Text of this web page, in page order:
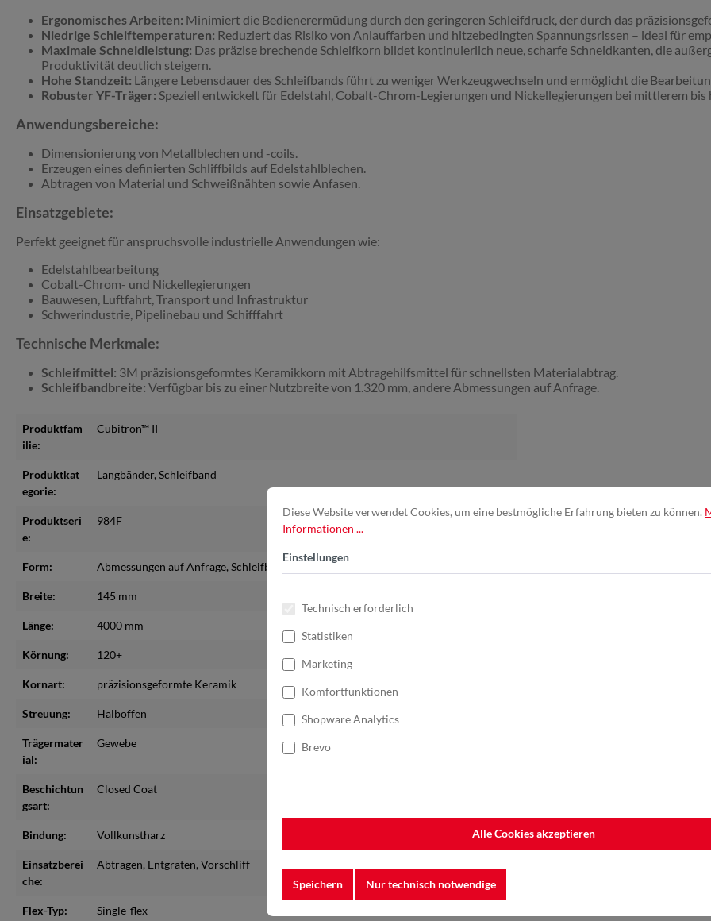
Ergonomisches Arbeiten: Minimiert die Bedienerermüdung durch den geringeren Schleifdruck, der durch das
Niedrige Schleiftemperaturen: Reduziert das Risiko von Anlauffarben und hitzebedingten Spannungsrissen – ideal für
Maximale Schneidleistung: Das präzise brechende Schleifkorn bildet kontinuierlich neue, scharfe Schneidkanten, die
Produktivität deutlich steigern.
Hohe Standzeit: Längere Lebensdauer des Schleifbands führt zu weniger Werkzeugwechseln und ermöglicht die
Robuster YF-Träger: Speziell entwickelt für Edelstahl, Cobalt-Chrom-Legierungen und Nickellegierungen bei mittlerem bis
Anwendungsbereiche:
Dimensionierung von Metallblechen und -coils.
Erzeugen eines definierten Schliffbilds auf Edelstahlblechen.
Abtragen von Material und Schweißnähten sowie Anfasen.
Einsatzgebiete:
Perfekt geeignet für anspruchsvolle industrielle Anwendungen wie:
Edelstahlbearbeitung
Cobalt-Chrom- und Nickellegierungen
Bauwesen, Luftfahrt, Transport und Infrastruktur
Schwerindustrie, Pipelinebau und Schifffahrt
Technische Merkmale:
Schleifmittel: 3M präzisionsgeformtes Keramikkorn mit Abtragehilfsmittel für schnellsten Materialabtrag.
Schleifbandbreite: Verfügbar bis zu einer Nutzbreite von 1.320 mm, andere Abmessungen auf Anfrage.
Produktfam
ilie:
Cubitron™ II
Produktkat
egorie:
Langbänder, Schleifband
Produktseri
e:
984F
Form: Abmessungen auf Anfrage, Schleifbänder bis max. Nutzbreite 1.320mm
Breite: 145 mm
Länge: 4000 mm
Körnung: 120+
Kornart: präzisionsgeformte Keramik
Streuung: Halboffen
Trägermater
ial:
Gewebe
Beschichtun
gsart:
Closed Coat
Bindung: Vollkunstharz
Einsatzberei
che:
Abtragen, Entgraten, Vorschliff
Flex-Typ: Single-flex
Diese Website verwendet Cookies, um eine bestmögliche Erfahrung bieten zu können.
Informationen ...
Einstellungen
Technisch erforderlich
Statistiken
Marketing
Komfortfunktionen
Shopware Analytics
Brevo
Alle Cookies akzeptieren
Speichern Nur technisch notwendige